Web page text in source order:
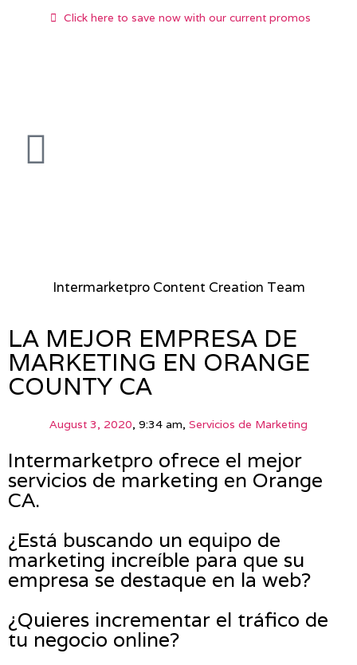
Click here to save now with our current promos
Intermarketpro Content Creation Team
LA MEJOR EMPRESA DE
MARKETING EN ORANGE
COUNTY CA
August 3, 2020, 9:34 am, Servicios de Marketing
Intermarketpro ofrece el mejor
servicios de marketing en Orange
CA.
¿Está buscando un equipo de
marketing increíble para que su
empresa se destaque en la web?
¿Quieres incrementar el tráfico de
tu negocio online?